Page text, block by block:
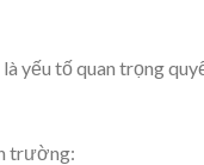
là yếu tố quan trọng
trường: